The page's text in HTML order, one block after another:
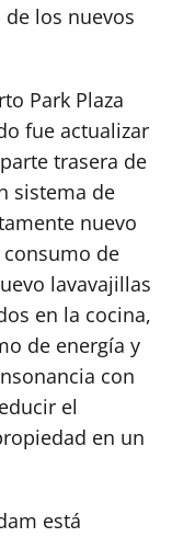
los nuevos
Park Plaza
fue actualizar
trasera de
sistema de
nuevo
de
lavavajillas
en la cocina,
de energía y
con
el
en un
está